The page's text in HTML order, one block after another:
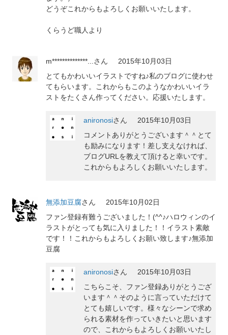
どうぞこれからもよろしくお願いいたします。
くらうど職人より
m**************... さん
2015年10月03日
とてもかわいいイラストですね♪私のブログに使わせ
てもらいます。これからもこのようなかわいいイラ
ストをたくさん作ってください。応援いたします。
anironosiさん
2015年10月03日
コメントありがとうございます＾＾とて
も励みになります！差し支えなければ、
ブログURLを教えて頂けると幸いです。
これからもよろしくお願いいたします。
無添加豆腐さん
2015年10月02日
ファン登録有難うございました！(^^♪ハロウィンのイ
ラストがとっても気に入りました！！イラスト素敵
です！！これからもよろしくお願い致します♪無添加
豆腐
anironosiさん
2015年10月03日
こちらこそ、ファン登録ありがとうござ
います＾＾そのように言っていただけて
とても嬉しいです。様々なシーンで求め
られる素材を作っていきたいと思います
ので、これからもよろしくお願いいたし